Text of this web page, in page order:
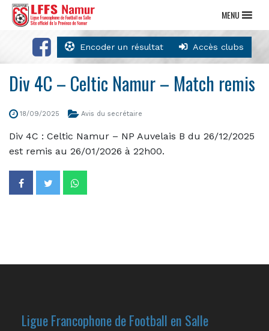
Encoder un résultat Accès clubs
MENU
Div 4C – Celtic Namur – Match remis
18/09/2025 Avis du secrétaire
Div 4C : Celtic Namur – NP Auvelais B du 26/12/2025
est remis au 26/01/2026 à 22h00.
Ligue Francophone de Football en Salle